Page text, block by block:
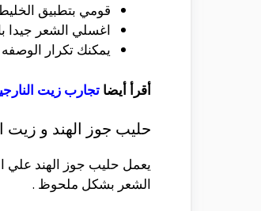
قومي بتطبيق
اغسلي الشعر
يمكنك تكرار
أقرأ أيضا تجارب زيت
حليب جوز الهند و زيت
يعمل حليب جوز الهند علي
الشعر بشكل ملحوظ .